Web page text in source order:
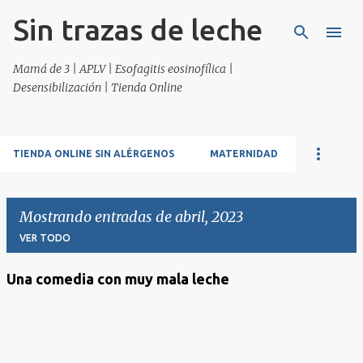
Ir al contenido principal
Sin trazas de leche
Mamá de 3 | APLV | Esofagitis eosinofílica |
Desensibilización | Tienda Online
TIENDA ONLINE SIN ALÉRGENOS MATERNIDAD
Mostrando entradas de abril, 2023
VER TODO
Una comedia con muy mala leche